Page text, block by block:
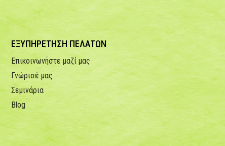
ΕΞΥΠΗΡΕΤΗΣΗ ΠΕΛΑΤΩΝ
Επικοινωνήστε μαζί μας
Γνώρισέ μας
Σεμινάρια
Blog